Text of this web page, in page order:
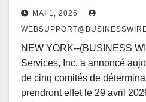
MAI 1, 2026
NEW YORK--(BUSINESS
Services, Inc. a annoncé
de cinq comités de
prendront effet le 29 avril